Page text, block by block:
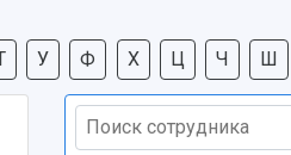
У Ф Х Ц Ч Ш
Поиск сотрудника